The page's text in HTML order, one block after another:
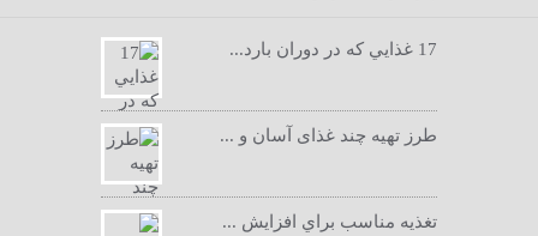
17 غذايي كه در دوران بارد...
طرز تهیه چند غذای آسان و ...
تغذيه مناسب براي افزايش ...